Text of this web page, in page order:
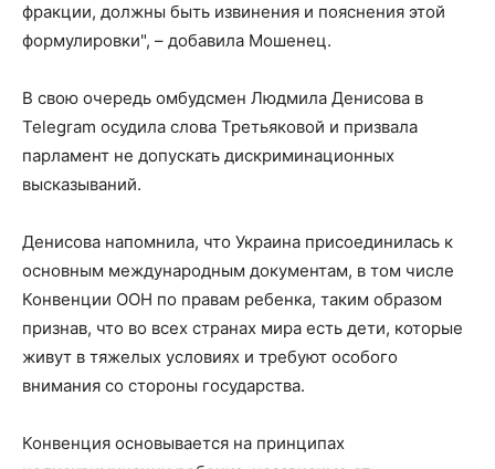
фракции, должны быть извинения и пояснения этой
формулировки", – добавила Мошенец.
В свою очередь омбудсмен Людмила Денисова в
Telegram осудила слова Третьяковой и призвала
парламент не допускать дискриминационных
высказываний.
Денисова напомнила, что Украина присоединилась к
основным международным документам, в том числе
Конвенции ООН по правам ребенка, таким образом
признав, что во всех странах мира есть дети, которые
живут в тяжелых условиях и требуют особого
внимания со стороны государства.
Конвенция основывается на принципах